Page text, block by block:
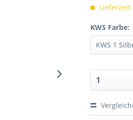
Lieferzeit
KWS Farbe: